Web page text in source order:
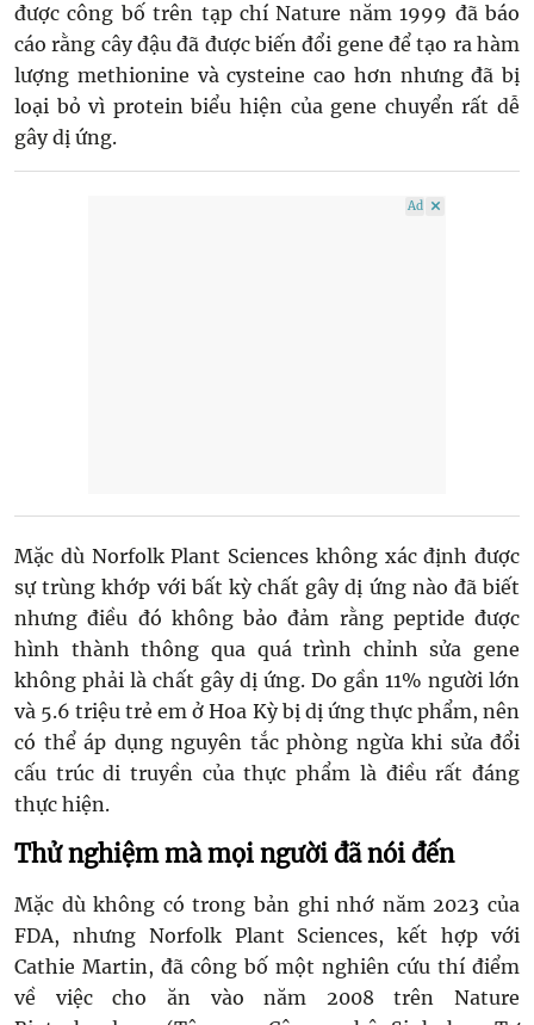
được công bố trên tạp chí Nature năm 1999 đã báo
cáo rằng cây đậu đã được biến đổi gene để tạo ra hàm
lượng methionine và cysteine cao hơn nhưng đã bị
loại bỏ vì protein biểu hiện của gene chuyển rất dễ
gây dị ứng.
Ad
Mặc dù Norfolk Plant Sciences không xác định được
sự trùng khớp với bất kỳ chất gây dị ứng nào đã biết
nhưng điều đó không bảo đảm rằng peptide được
hình thành thông qua quá trình chỉnh sửa gene
không phải là chất gây dị ứng. Do gần 11% người lớn
và 5.6 triệu trẻ em ở Hoa Kỳ bị dị ứng thực phẩm, nên
có thể áp dụng nguyên tắc phòng ngừa khi sửa đổi
cấu trúc di truyền của thực phẩm là điều rất đáng
thực hiện.
Thử nghiệm mà mọi người đã nói đến
Mặc dù không có trong bản ghi nhớ năm 2023 của
FDA, nhưng Norfolk Plant Sciences, kết hợp với
Cathie Martin, đã công bố một nghiên cứu thí điểm
về việc cho ăn vào năm 2008 trên Nature